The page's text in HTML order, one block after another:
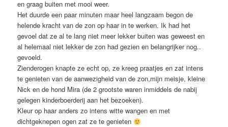
en graag buiten met mooi weer.
Het duurde een paar minuten maar heel langzaam begon de
helende kracht van de zon op haar in te werken. Ik had het
gevoel dat ze al te lang niet meer lekker buiten was geweest en
al helemaal niet lekker de zon had gezien en belangrijker nog..
gevoeld.
Zienderogen knapte ze echt op, ze kreeg praatjes en zat intens
te genieten van de aanwezigheid van de zon,mijn meisje, kleine
Nick en de hond Mira (de 2 grootste waren inmiddels de nabij
gelegen kinderboerderij aan het bezoeken).
Kleur op haar anders zo intens witte wangen en met
dichtgeknepen ogen zat ze te genieten